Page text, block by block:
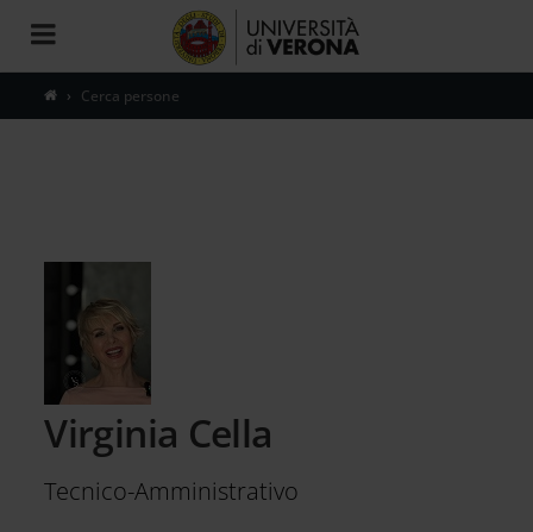
Toggle
navigation
Cerca persone
Virginia Cella
Tecnico-Amministrativo